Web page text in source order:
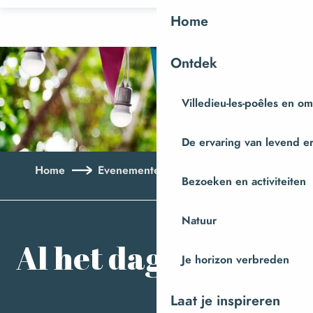
contenu
principal
Home
Ontdek
Villedieu-les-poêles en
De ervaring van levend
Bezoeken en activiteiten
Natuur
Je horizon verbreden
Laat je inspireren
Home Evenementen
Al het dagboek